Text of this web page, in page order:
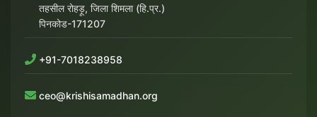
तहसील रोहड़ू, जिला शिमला (हि.प्र.)
पिनकोड-171207
+91-7018238958
ceo@krishisamadhan.org